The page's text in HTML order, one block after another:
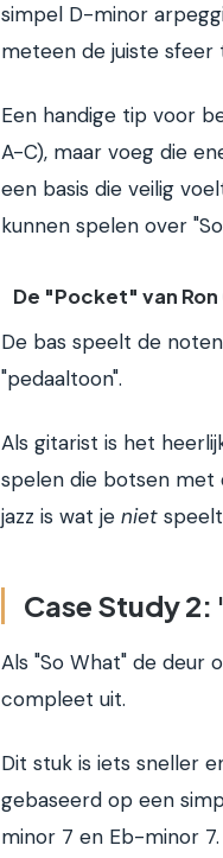
simpel D-minor
meteen de juiste sfeer
Een handige tip voor
A-C), maar voeg die
een basis die veilig
kunnen spelen over
De "Pocket" van
De bas speelt de
"pedaaltoon".
Als gitarist is het
spelen die botsen met
jazz is wat je niet
Case Study 2:
Als "So What" de deur
compleet uit.
Dit stuk is iets sneller
gebaseerd op een
minor 7 en Eb-minor